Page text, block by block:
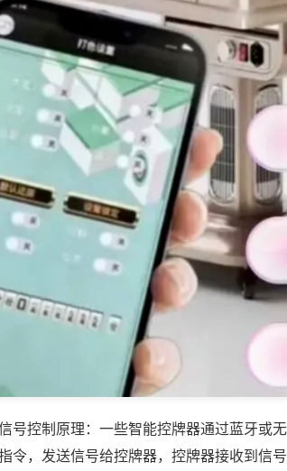
号控制原理：一些智能控牌器通过蓝牙或
令，发送信号给控牌器，控牌器接收到信